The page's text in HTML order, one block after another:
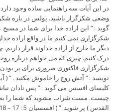
در این آیات سه راهنمایی ساده وجود
وضعی شکرگزار باشید. پولس در باره
گوید : ” این اراده خدا برای شما در
شکرگزاری نمی کنیم ما در واقع اراده
دیگر ما خارج از اراده خداوند قرار
درک کنیم. چیزی که می خواهم درباره
شکرگزاری فاکتوری ضروری برای پر
کلیسای افسس می گوید : ” پس نادان
چیست. مست شراب مشوید که شما را به